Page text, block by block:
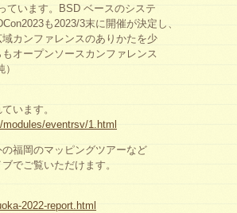
ています。BSD ベースのシステ
も2023/3末に開催が決定し、
カンファレンスのありかたを少
オープンソースカンファレンス
います。
eventrsv/1.html
福岡のマッピングツアーなど
でご覧いただけます。
2022-report.html